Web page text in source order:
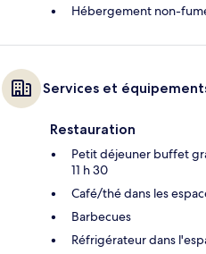
Hébergement non-
Services et
Restauration
Petit déjeuner buffet
11 h 30
Café/thé dans les
Barbecues
Réfrigérateur dans